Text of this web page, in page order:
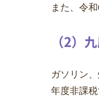
また、令
（2）
ガソリン
年度非課